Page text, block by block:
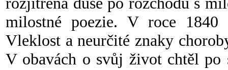
milostné poezie. V roce 1840
Vleklost a neurčité znaky
V obavách o svůj život chtěl po